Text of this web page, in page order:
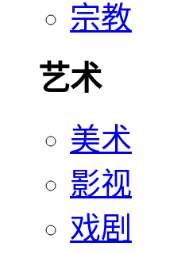
宗教
艺术
美术
影视
戏剧